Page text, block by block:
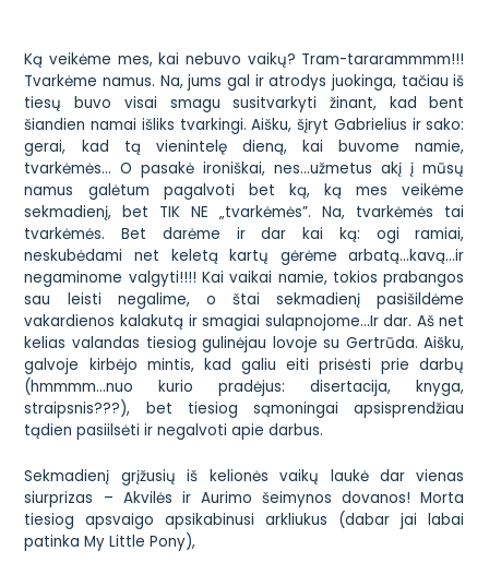
Ką veikėme mes, kai nebuvo vaikų? Tram-tararammmm!!!
Tvarkėme namus. Na, jums gal ir atrodys juokinga, tačiau iš
tiesų buvo visai smagu susitvarkyti žinant, kad bent
šiandien namai išliks tvarkingi. Aišku, šįryt Gabrielius ir sako:
gerai, kad tą vienintelę dieną, kai buvome namie,
tvarkėmės… O pasakė ironiškai, nes…užmetus akį į mūsų
namus galėtum pagalvoti bet ką, ką mes veikėme
sekmadienį, bet TIK NE „tvarkėmės”. Na, tvarkėmės tai
tvarkėmės. Bet darėme ir dar kai ką: ogi ramiai,
neskubėdami net keletą kartų gėrėme arbatą…kavą…ir
negaminome valgyti!!!! Kai vaikai namie, tokios prabangos
sau leisti negalime, o štai sekmadienį pasišildėme
vakardienos kalakutą ir smagiai sulapnojome…Ir dar. Aš net
kelias valandas tiesiog gulinėjau lovoje su Gertrūda. Aišku,
galvoje kirbėjo mintis, kad galiu eiti prisėsti prie darbų
(hmmmm…nuo kurio pradėjus: disertacija, knyga,
straipsnis???), bet tiesiog sąmoningai apsisprendžiau
tądien pasiilsėti ir negalvoti apie darbus.
Sekmadienį grįžusių iš kelionės vaikų laukė dar vienas
siurprizas – Akvilės ir Aurimo šeimynos dovanos! Morta
tiesiog apsvaigo apsikabinusi arkliukus (dabar jai labai
patinka My Little Pony),